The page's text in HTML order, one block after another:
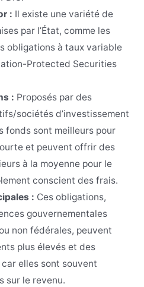
: Il existe une variété de
par l’État, comme les
obligations à taux variable
Protected Securities
: Proposés par des
sociétés d’investissement
fonds sont meilleurs pour
et peuvent offrir des
à la moyenne pour le
conscient des frais.
: Ces obligations,
gouvernementales
non fédérales, peuvent
plus élevés et des
elles sont souvent
sur le revenu.